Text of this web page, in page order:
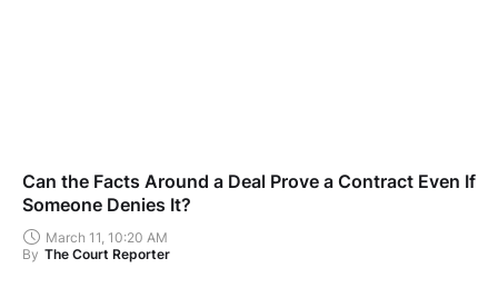
Can the Facts Around a Deal Prove a Contract Even If
Someone Denies It?
March 11, 10:20 AM
By The Court Reporter